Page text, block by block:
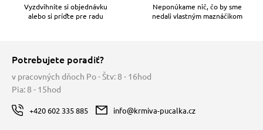
Vyzdvihnite si objednávku
alebo si príďte pre radu
Neponúkame nič, čo by sme
nedali vlastným maznáčikom
Potrebujete poradiť?
v pracovných dňoch Po - Štv: 8 - 16hod
Pia: 8 - 15hod
+420 602 335 885 info@krmiva-pucalka.cz